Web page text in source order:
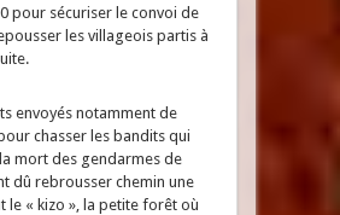
pour sécuriser le convoi de
les villageois partis à
envoyés notamment de
chasser les bandits qui
mort des gendarmes de
dû rebrousser chemin une
le « kizo », la petite forêt où